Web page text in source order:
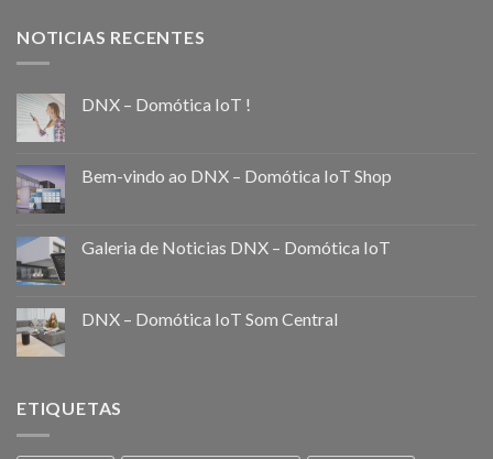
NOTICIAS RECENTES
DNX – Domótica IoT !
Bem-vindo ao DNX – Domótica IoT Shop
Galeria de Noticias DNX – Domótica IoT
DNX – Domótica IoT Som Central
ETIQUETAS